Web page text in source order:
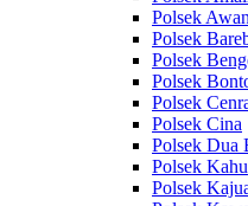
Polsek
Polsek
Polsek
Polsek
Polsek
Polsek Cina
Polsek Dua
Polsek Kahu
Polsek